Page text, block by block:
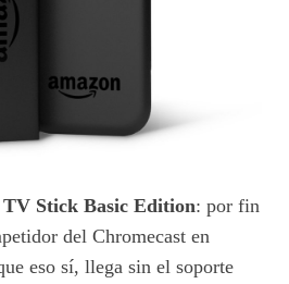
Stick Basic Edition: por fin
del Chromecast en
eso sí, llega sin el soporte